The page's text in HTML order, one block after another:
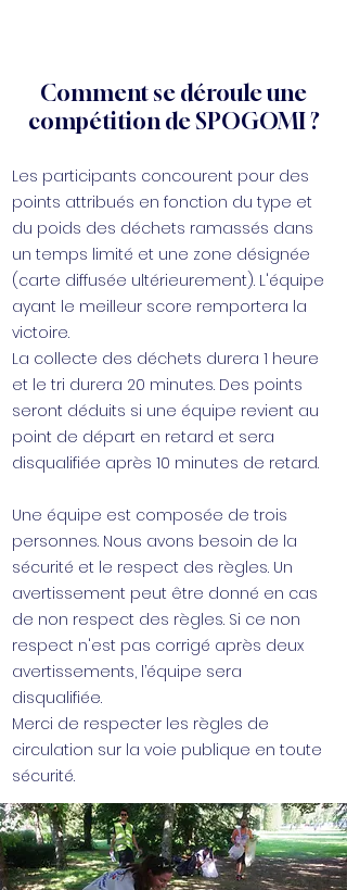
Comment se déroule une
compétition de SPOGOMI ?
Les participants concourent pour des
points attribués en fonction du type et
du poids des déchets ramassés dans
un temps limité et une zone désignée
(carte diffusée ultérieurement). L'équipe
ayant le meilleur score remportera la
victoire.
La collecte des déchets durera 1 heure
et le tri durera 20 minutes. Des points
seront déduits si une équipe revient au
point de départ en retard et sera
disqualifiée après 10 minutes de retard.
Une équipe est composée de trois
personnes. Nous avons besoin de la
sécurité et le respect des règles. Un
avertissement peut être donné en cas
de non respect des règles. Si ce non
respect n'est pas corrigé après deux
avertissements, l’équipe sera
disqualifiée.
Merci de respecter les règles de
circulation sur la voie publique en toute
sécurité.